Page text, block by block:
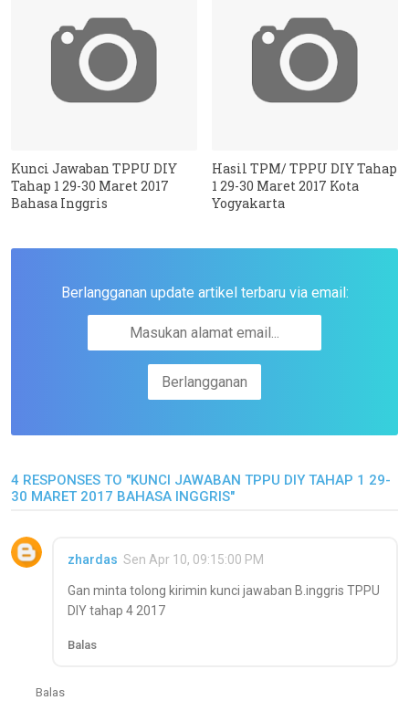
Kunci Jawaban TPPU DIY
Tahap 1 29-30 Maret 2017
Bahasa Inggris
Hasil TPM/ TPPU DIY Tahap
1 29-30 Maret 2017 Kota
Yogyakarta
Berlangganan update artikel terbaru via email:
4 RESPONSES TO "KUNCI JAWABAN TPPU DIY TAHAP 1 29-
30 MARET 2017 BAHASA INGGRIS"
zhardas Sen Apr 10, 09:15:00 PM
Gan minta tolong kirimin kunci jawaban B.inggris TPPU
DIY tahap 4 2017
Balas
Balas